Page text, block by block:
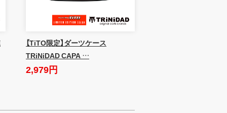
【TiTO限定】ダーツケース
TRiNiDAD CAPA …
2,979円